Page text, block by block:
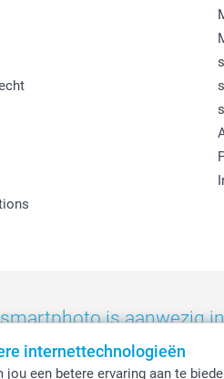
internettechnologieën
een betere ervaring aan te
smartphoto is aanwezig
- Nederland - Norge - Österreich